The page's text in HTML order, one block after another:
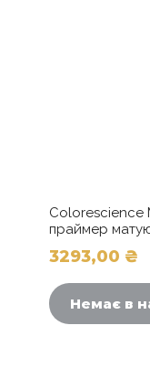
Colorescience
праймер
3293,00 ₴
Немає в